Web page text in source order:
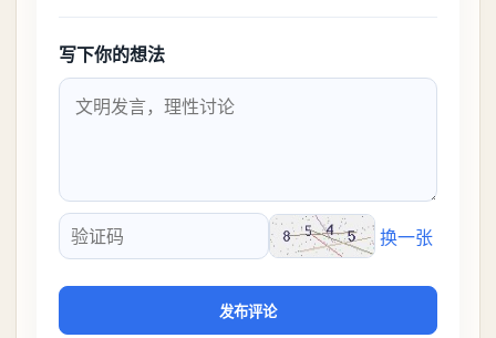
写下你的想法
验证码
换一张
发布评论